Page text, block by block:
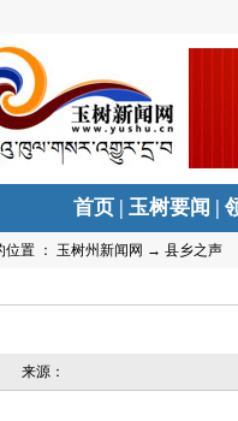
首页| 玉树要闻 |
置 ： 玉树州新闻网 → 县乡之声
来源：